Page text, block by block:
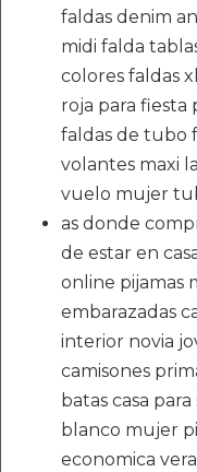
faldas denim
midi falda
colores faldas
roja para
faldas de tubo
volantes maxi
vuelo mujer
as donde
de estar en
online pijamas
embarazadas
interior novia
camisones
batas casa
blanco mujer
economica